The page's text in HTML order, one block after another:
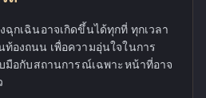
กเฉินอาจเกิดขึ้นได้ทุกที่ ทุกเวลา
องถนน เพื่อความอุ่นใจในการ
บมือกับสถานการณ์เฉพาะหน้าที่อาจ